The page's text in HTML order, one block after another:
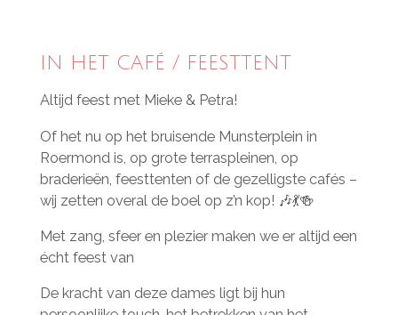
IN HET CAFÉ / FEESTTENT
Altijd feest met Mieke & Petra!
Of het nu op het bruisende Munsterplein in
Roermond is, op grote terraspleinen, op
braderieën, feesttenten of de gezelligste cafés –
wij zetten overal de boel op z’n kop! 🎶💃🍻
Met zang, sfeer en plezier maken we er altijd een
écht feest van
De kracht van deze dames ligt bij hun